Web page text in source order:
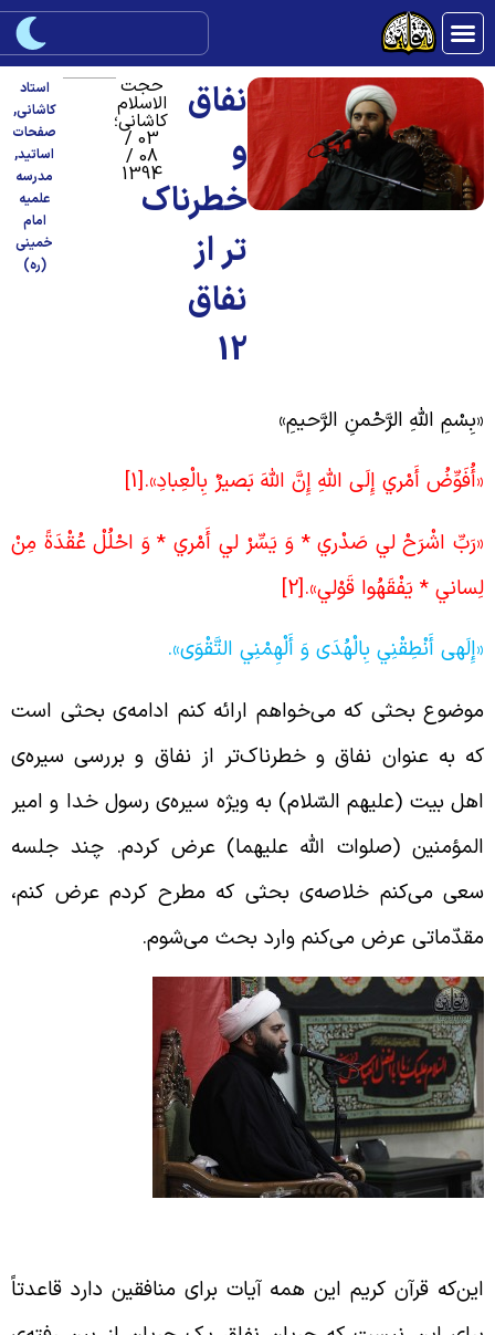
نفاق
و
خطرناک
تر از
نفاق
12
حجت
الاسلام
کاشانی؛
03 /
08 /
1394
استاد
کاشانی,
صفحات
اساتید,
مدرسه
علمیه
امام
خمینی
(ره)
اللَّهِ الرَّحْمنِ الرَّحيمِ»
أَمْري إِلَى اللَّهِ إِنَّ اللَّهَ بَصيرٌ بِالْعِبادِ».[1]
اشْرَحْ لي‏ صَدْري * وَ يَسِّرْ لي‏ أَمْري * وَ احْلُلْ عُقْدَةً مِنْ
* يَفْقَهُوا قَوْلي‏».[2]
أَنْطِقْنِي بِالْهُدَى وَ أَلْهِمْنِي التَّقْوَى».
بحثی که می‌خواهم ارائه کنم ادامه‌ی بحثی است
به عنوان نفاق و خطرناک‌تر از نفاق و بررسی سیره‌ی
بیت (علیهم السّلام) به ویژه‌ سیره‌ی رسول خدا و امیر
(صلوات الله علیهما) عرض کردم. چند جلسه‌
می‌کنم خلاصه‌ی بحثی که مطرح کردم عرض کنم،
عرض می‌کنم وارد بحث می‌شوم.
قرآن کریم این همه آیات برای منافقین دارد قاعدتاً